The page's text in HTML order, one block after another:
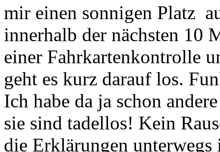
mir einen sonnigen Platz
innerhalb der nächsten 10
einer Fahrkartenkontrolle
geht es kurz darauf los.
Ich habe da ja schon
sie sind tadellos! Kein
die Erklärungen